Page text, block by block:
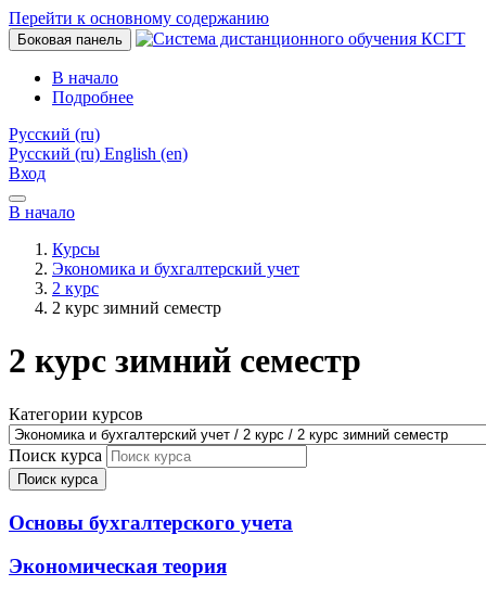
Перейти к основному содержанию
Боковая панель
В начало
Подробнее
Русский ‎(ru)‎
Русский ‎(ru)‎ English ‎(en)‎
Вход
В начало
Курсы
Экономика и бухгалтерский учет
2 курс
2 курс зимний семестр
2 курс зимний семестр
Категории курсов
Поиск курса
Поиск курса
Основы бухгалтерского учета
Экономическая теория